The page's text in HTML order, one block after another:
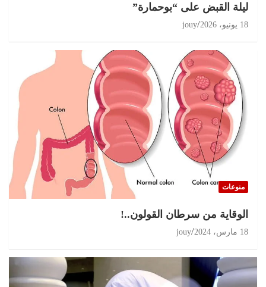
ليلة القبض على “بوحمارة”
18 يونيو، 2026 jouy
منوعات
الوقاية من سرطان القولون..!
18 مارس، 2024 jouy